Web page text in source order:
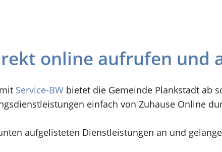
online aufrufen und
Service-BW bietet die Gemeinde Plankstadt ab
einfach von Zuhause Online
aufgelisteten Dienstleistungen an und